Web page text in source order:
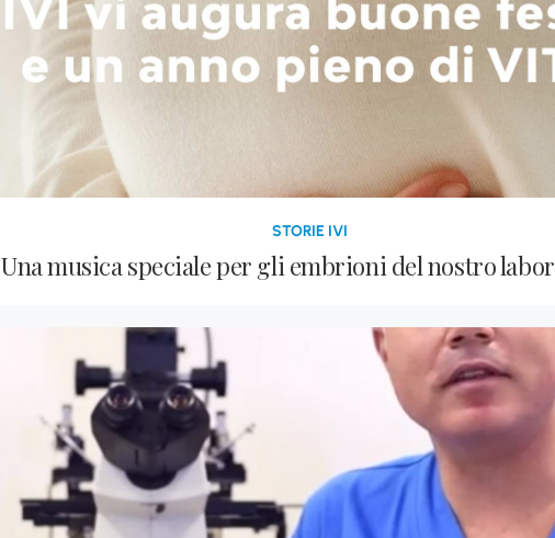
STORIE IVI
Una musica speciale per gli embrioni del nostro